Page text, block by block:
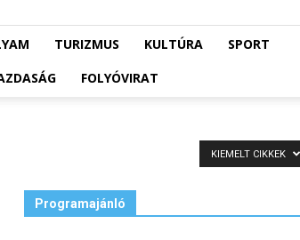
TURIZMUS KULTÚRA
SPORT
FOLYÓVIRAT
KIEMELT CIKKEK
Programajánló